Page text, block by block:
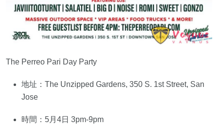
The Perreo Pari Day Party
地址：The Unzipped Gardens, 350 S. 1st Street, San
Jose
時間：5月4日 3pm-9pm